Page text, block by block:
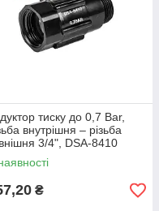
тиску до 0,7 Bar,
внутрішня – різьба
3/4", DSA-8410
₴